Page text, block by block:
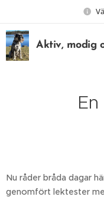
Aktiv, modig
Nu råder bråda dagar
genomfört lektester